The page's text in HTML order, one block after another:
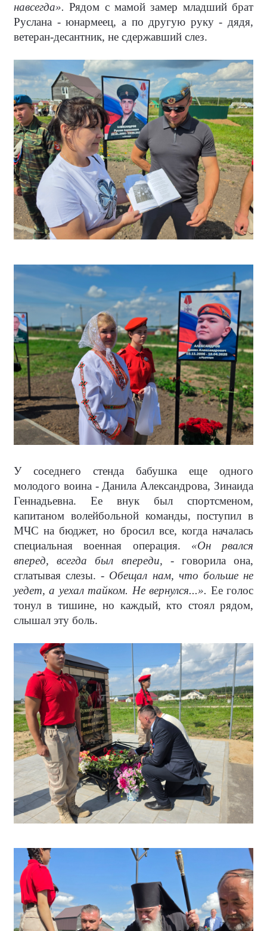
навсегда». Рядом с мамой замер младший брат
Руслана - юнармеец, а по другую руку - дядя,
ветеран-десантник, не сдержавший слез.
У соседнего стенда бабушка еще одного
молодого воина - Данила Александрова, Зинаида
Геннадьевна. Ее внук был спортсменом,
капитаном волейбольной команды, поступил в
МЧС на бюджет, но бросил все, когда началась
специальная военная операция. «Он рвался
вперед, всегда был впереди, - говорила она,
сглатывая слезы. - Обещал нам, что больше не
уедет, а уехал тайком. Не вернулся...». Ее голос
тонул в тишине, но каждый, кто стоял рядом,
слышал эту боль.